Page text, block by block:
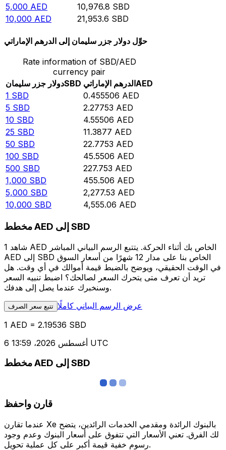
5,000 AED 10,976.8 SBD
10,000 AED 21,953.6 SBD
حوِّل دولار جزر سليمان إلى الدرهم الإماراتي
Rate information of SBD/AED
currency pair
دولار جزر سليمانSBD الدرهم الإماراتيAED
1 SBD 0.455506 AED
5 SBD 2.27753 AED
10 SBD 4.55506 AED
25 SBD 11.3877 AED
50 SBD 22.7753 AED
100 SBD 45.5506 AED
500 SBD 227.753 AED
1,000 SBD 455.506 AED
5,000 SBD 2,277.53 AED
10,000 SBD 4,555.06 AED
مخطط AED إلى SBD
شاهد 1 AED الخاص بك أثناء الحركة. يتتبع الرسم البياني المباشر
AED إلى SBD الخاص بنا على مدار 12 شهرًا من أسعار السوق
في الوقت الحقيقي، ويوضح بالضبط قيمة أموالك في أي وقت. هل
تريد أن تعرف متى يتحرك السعر لصالحك؟ اضبط تنبيه السعر
وسنخبرك عندما يصل إلى هدفك.
تتبع سعر الصرف عرض الرسم البياني كاملًا
1 AED = 2.19536 SBD
6 أغسطس 2026، 13:59 UTC
مخطط AED إلى SBD
قارن واحفظ
عندما تقارن Xe بالبنوك الرائدة ومقدمي الخدمات الرائدين، يتضح
لك الفرق. تعني الأسعار التي تتفوق على أسعار البنوك وعدم وجود
رسوم خفية قيمة أكبر على كل عملية تحويل.